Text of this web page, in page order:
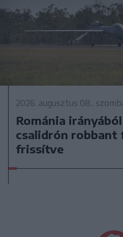
2026. augusztus 08.,
Románia
csalidrón robbant
frissítve